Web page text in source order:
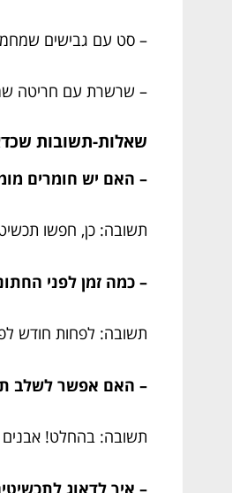
– סט עם גבישים
– שרשרת עם חריטה
שאלות-תשובות
– האם יש חומרים
תשובה: כן, חפשו
– כמה זמן לפני
תשובה: לפחות חודש
– האם אפשר לשלב
תשובה: בהחלט! אבנים
– איך לדאוג